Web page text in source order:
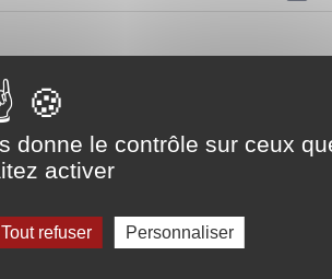
donne le contrôle sur ceux
activer
Tout refuser Personnaliser